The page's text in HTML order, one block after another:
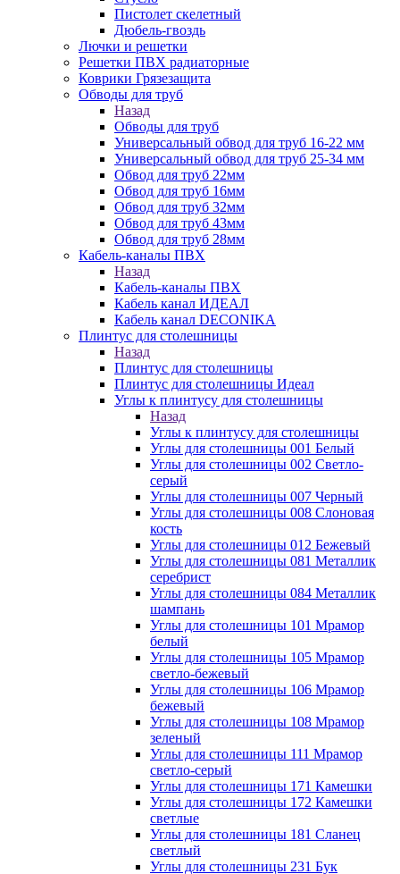
Пистолет скелетный
Дюбель-гвоздь
Лючки и решетки
Решетки ПВХ радиаторные
Коврики Грязезащита
Обводы для труб
Назад
Обводы для труб
Универсальный обвод для труб 16-22 мм
Универсальный обвод для труб 25-34 мм
Обвод для труб 22мм
Обвод для труб 16мм
Обвод для труб 32мм
Обвод для труб 43мм
Обвод для труб 28мм
Кабель-каналы ПВХ
Назад
Кабель-каналы ПВХ
Кабель канал ИДЕАЛ
Кабель канал DECONIKA
Плинтус для столешницы
Назад
Плинтус для столешницы
Плинтус для столешницы Идеал
Углы к плинтусу для столешницы
Назад
Углы к плинтусу для столешницы
Углы для столешницы 001 Белый
Углы для столешницы 002 Светло-
серый
Углы для столешницы 007 Черный
Углы для столешницы 008 Слоновая
кость
Углы для столешницы 012 Бежевый
Углы для столешницы 081 Металлик
серебрист
Углы для столешницы 084 Металлик
шампань
Углы для столешницы 101 Мрамор
белый
Углы для столешницы 105 Мрамор
светло-бежевый
Углы для столешницы 106 Мрамор
бежевый
Углы для столешницы 108 Мрамор
зеленый
Углы для столешницы 111 Мрамор
светло-серый
Углы для столешницы 171 Камешки
Углы для столешницы 172 Камешки
светлые
Углы для столешницы 181 Сланец
светлый
Углы для столешницы 231 Бук